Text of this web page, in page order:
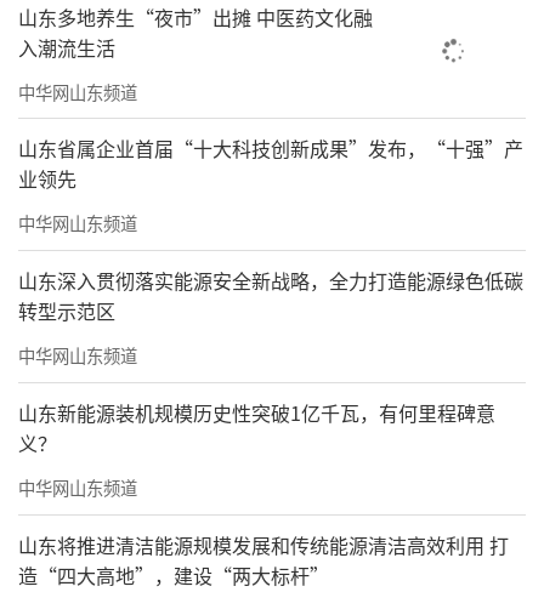
山东多地养生“夜市”出摊 中医药文化融
入潮流生活
中华网山东频道
山东省属企业首届“十大科技创新成果”发布，“十强”产
业领先
中华网山东频道
山东深入贯彻落实能源安全新战略，全力打造能源绿色低碳
转型示范区
中华网山东频道
山东新能源装机规模历史性突破1亿千瓦，有何里程碑意
义？
中华网山东频道
山东将推进清洁能源规模发展和传统能源清洁高效利用 打
造“四大高地”，建设“两大标杆”